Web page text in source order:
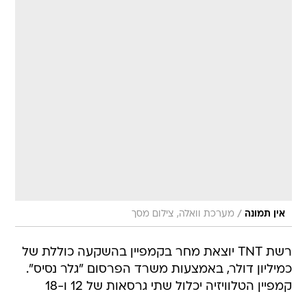
אין תמונה / מערכת וואלה, צילום מסך
רשת TNT יוצאת מחר בקמפיין בהשקעה כוללת של
כמיליון דולר, באמצעות משרד הפרסום "גלר נסיס".
קמפיין הטלוויזיה יכלול שתי גרסאות של 12 ו-18